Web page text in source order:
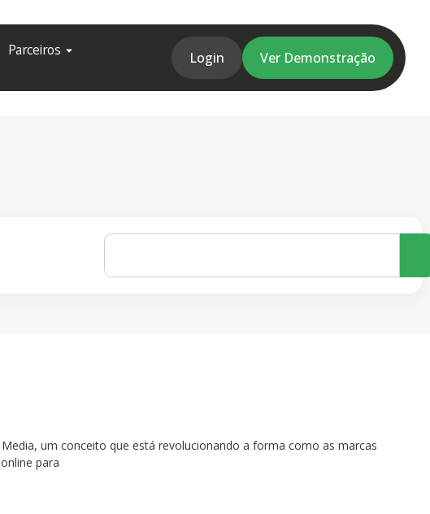
Parceiros Login Ver Demonstração
um conceito que está revolucionando a forma como as marcas
para